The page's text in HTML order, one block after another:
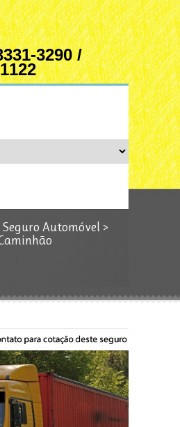
3290 /
Seguro Automóvel >